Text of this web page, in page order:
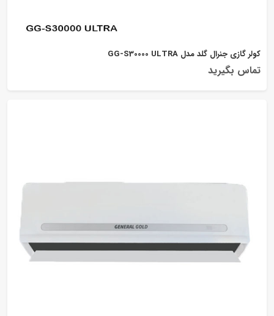
کولر گازی جنرال گلد مدل GG-S30000 ULTRA
تماس بگیرید